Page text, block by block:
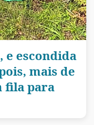
e escondida
mais de
fila para